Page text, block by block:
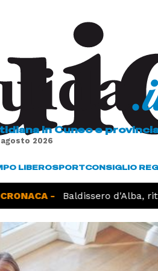
in Cuneo e
2026
LIBEROSPORTCONSIGLIO
- Baldissero d'Alba,